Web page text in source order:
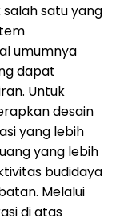
satu yang
umumnya
dapat
Untuk
desain
yang lebih
yang lebih
budidaya
Melalui
di atas